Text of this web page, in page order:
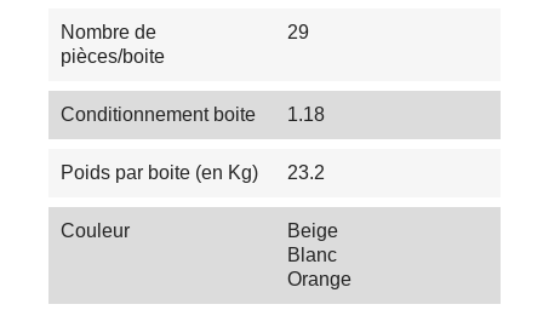
Nombre de
pièces/boite
29
Conditionnement boite 1.18
Poids par boite (en Kg) 23.2
Couleur
Beige
Blanc
Orange